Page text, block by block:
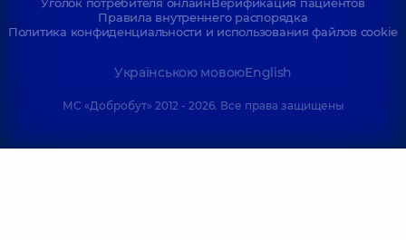
Правила внутреннего распорядка
Политика конфиденциальности и использования файлов cookie
Українською мовоюEnglish
МС «Добробут» 2012 - 2026. Все права защищены